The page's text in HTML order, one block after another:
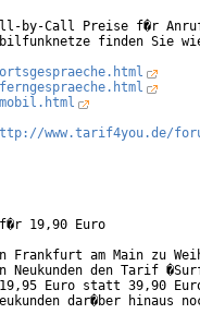
by-Call Preise f�r
finden Sie
www.tarif4you.de/
19,90 Euro
Frankfurt am Main zu
Neukunden den Tarif
Euro statt 39,90
dar�ber hinaus